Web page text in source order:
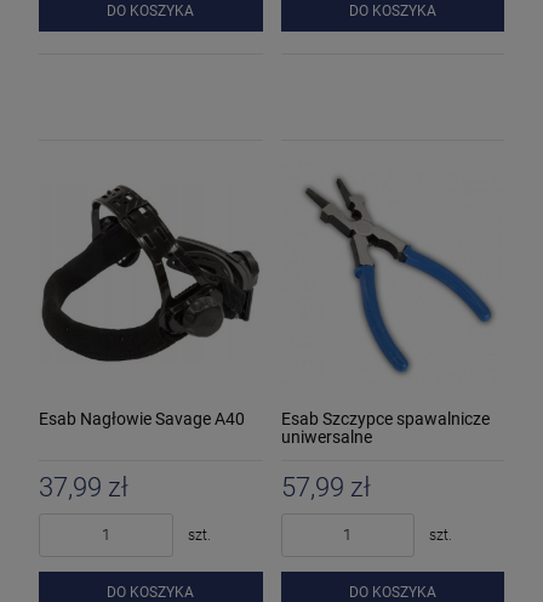
DO KOSZYKA DO KOSZYKA
Esab Nagłowie Savage A40
37,99 zł
szt.
DO KOSZYKA
Esab Szczypce spawalnicze
uniwersalne
57,99 zł
szt.
DO KOSZYKA